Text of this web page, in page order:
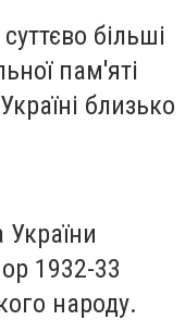
більші
пам'яті
близько
1932-33
народу.